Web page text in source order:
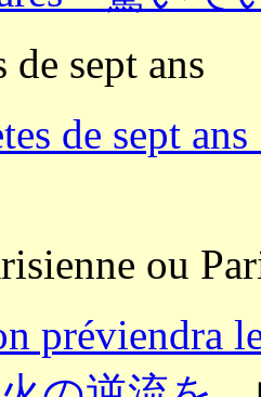
de sept ans
de sept
ou
préviendra